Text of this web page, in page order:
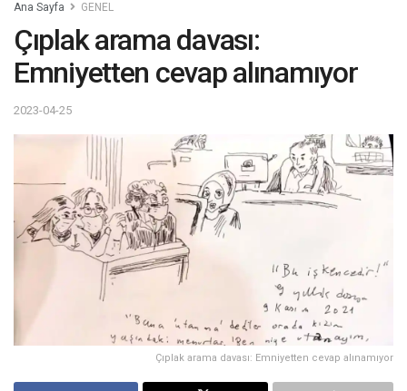
Ana Sayfa GENEL
Çıplak arama davası:
Emniyetten cevap alınamıyor
2023-04-25
Çıplak arama davası: Emniyetten cevap alınamıyor